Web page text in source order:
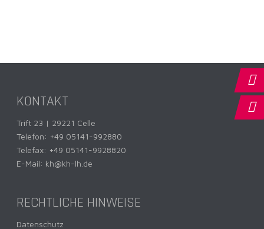
KONTAKT
Trift 23 | 29221 Celle
Telefon: +49 05141-992880
Telefax: +49 05141-9928820
E-Mail: kh@kh-lh.de
RECHTLICHE HINWEISE
Datenschutz